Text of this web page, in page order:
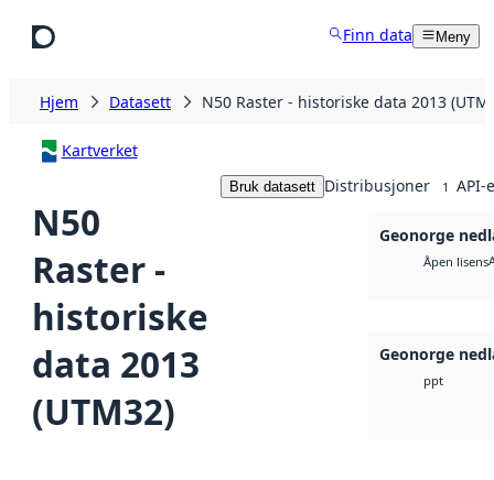
Finn data Meny
Hjem Datasett N50 Raster - historiske data 2013
Kartverket
N50
Raster -
historiske
data 2013
(UTM32)
Bruk datasett Distribusjoner 1 API-
Geonorge
Åpen lisens
Geonorge
ppt